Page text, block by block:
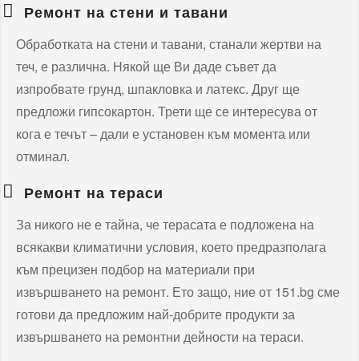
Ремонт на стени и тавани
Обработката на стени и тавани, станали жертви на
теч, е различна. Някой ще Ви даде съвет да
изпробвате грунд, шпакловка и латекс. Друг ще
предложи гипсокартон. Трети ще се интересува от
кога е течът – дали е установен към момента или
отминал.
Ремонт на тераси
За никого не е тайна, че терасата е подложена на
всякакви климатични условия, което предразполага
към прецизен подбор на материали при
извършването на ремонт. Ето защо, ние от 151.bg сме
готови да предложим най-добрите продукти за
извършването на ремонтни дейности на тераси.